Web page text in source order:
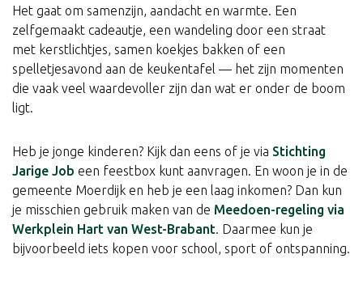
Het gaat om samenzijn, aandacht en warmte. Een
zelfgemaakt cadeautje, een wandeling door een straat
met kerstlichtjes, samen koekjes bakken of een
spelletjesavond aan de keukentafel — het zijn momenten
die vaak veel waardevoller zijn dan wat er onder de boom
ligt.
Heb je jonge kinderen? Kijk dan eens of je via Stichting
Jarige Job een feestbox kunt aanvragen. En woon je in de
gemeente Moerdijk en heb je een laag inkomen? Dan kun
je misschien gebruik maken van de Meedoen-regeling via
Werkplein Hart van West-Brabant. Daarmee kun je
bijvoorbeeld iets kopen voor school, sport of ontspanning.